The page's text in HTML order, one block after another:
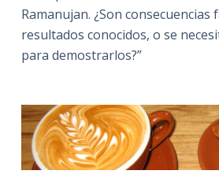
Ramanujan. ¿Son consecuencias
resultados conocidos, o se
para demostrarlos?”